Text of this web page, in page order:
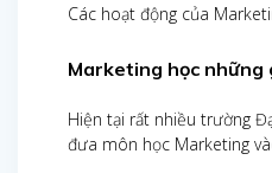
Các hoạt động của
Marketing học những
Hiện tại rất nhiều trường
đưa môn học Marketing